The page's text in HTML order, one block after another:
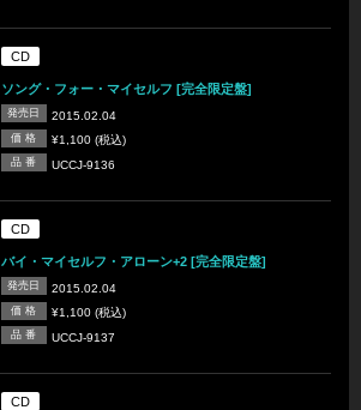
CD
ソング・フォー・マイセルフ [完全限定盤]
発売日 2015.02.04
価 格 ¥1,100 (税込)
品 番 UCCJ-9136
CD
バイ・マイセルフ・アローン+2 [完全限定盤]
発売日 2015.02.04
価 格 ¥1,100 (税込)
品 番 UCCJ-9137
CD